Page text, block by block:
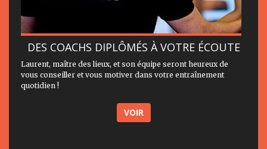
DES COACHS DIPLÔMÉS À VOTRE ÉCOUTE
Laurent, maître des lieux, et son équipe seront heureux de
vous conseiller et vous motiver dans votre entraînement
quotidien !
VOIR